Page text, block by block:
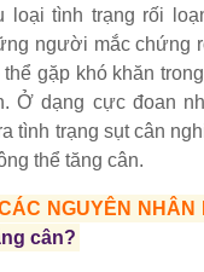
loại tình trạng rối
người mắc chứng
gặp khó khăn
Ở dạng cực đoan
tình trạng sụt cân
thể tăng cân.
NGUYÊN
cân?